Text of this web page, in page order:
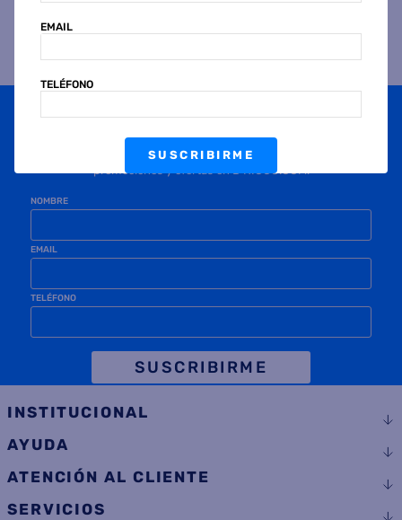
Suscribite anuestras novedades
OBTENÉ 5% DE DESCUENTO EN TU PRIMERA COMPRA
¡Con tu suscripción enterate de todas las mejores
promociones y ofertas en D'RICCO.COM!
NOMBRE
EMAIL
TELÉFONO
SUSCRIBIRME
INSTITUCIONAL
AYUDA
ATENCIÓN AL CLIENTE
SERVICIOS
EMAIL
TELÉFONO
SUSCRIBIRME